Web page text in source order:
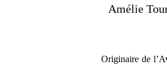
Amélie
Originaire de